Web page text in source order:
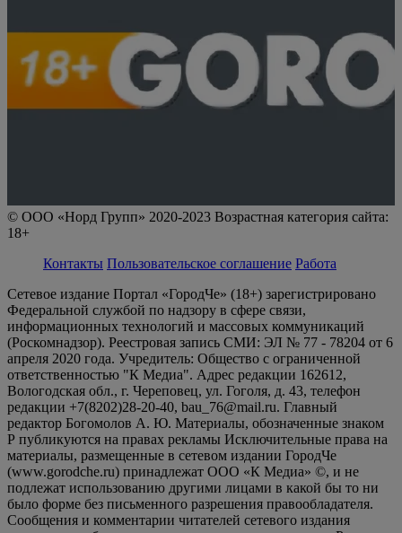
© ООО «Норд Групп» 2020-2023 Возрастная категория сайта:
18+
Контакты Пользовательское соглашение Работа
Сетевое издание Портал «ГородЧе» (18+) зарегистрировано
Федеральной службой по надзору в сфере связи,
информационных технологий и массовых коммуникаций
(Роскомнадзор). Реестровая запись СМИ: ЭЛ № 77 - 78204 от 6
апреля 2020 года. Учредитель: Общество с ограниченной
ответственностью "К Медиа". Адрес редакции 162612,
Вологодская обл., г. Череповец, ул. Гоголя, д. 43, телефон
редакции +7(8202)28-20-40, bau_76@mail.ru. Главный
редактор Богомолов А. Ю. Материалы, обозначенные знаком
Р публикуются на правах рекламы Исключительные права на
материалы, размещенные в сетевом издании ГородЧе
(www.gorodche.ru) принадлежат ООО «К Медиа» ©, и не
подлежат использованию другими лицами в какой бы то ни
было форме без письменного разрешения правообладателя.
Сообщения и комментарии читателей сетевого издания